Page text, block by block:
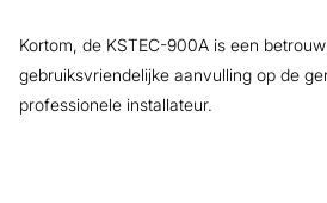
Kortom, de KSTEC-900A is een
gebruiksvriendelijke aanvulling op de
professionele installateur.